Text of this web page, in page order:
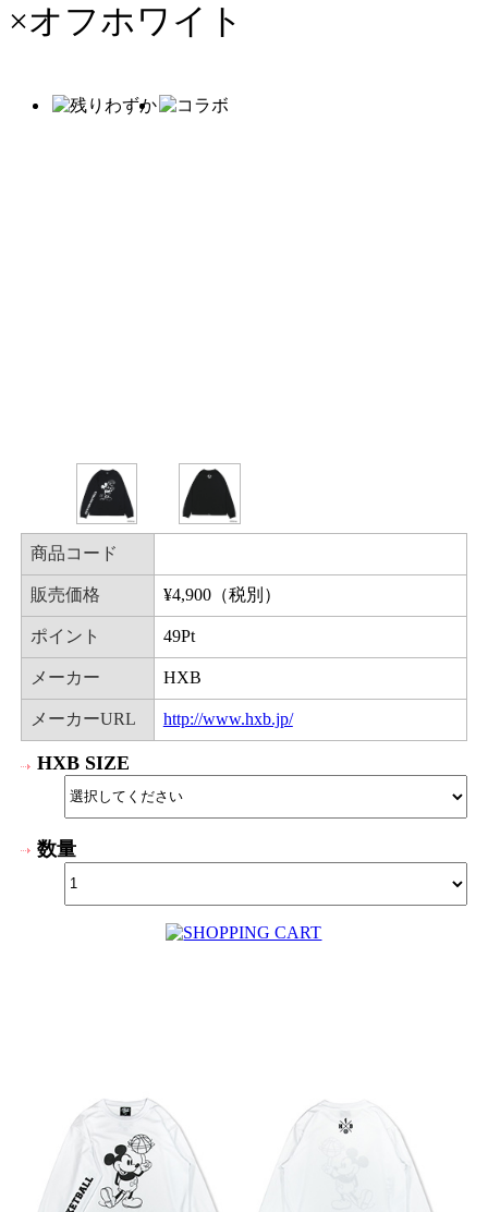
×オフホワイト
商品コード
販売価格 ¥4,900（税別）
ポイント 49Pt
メーカー HXB
メーカーURL http://www.hxb.jp/
HXB SIZE
数量